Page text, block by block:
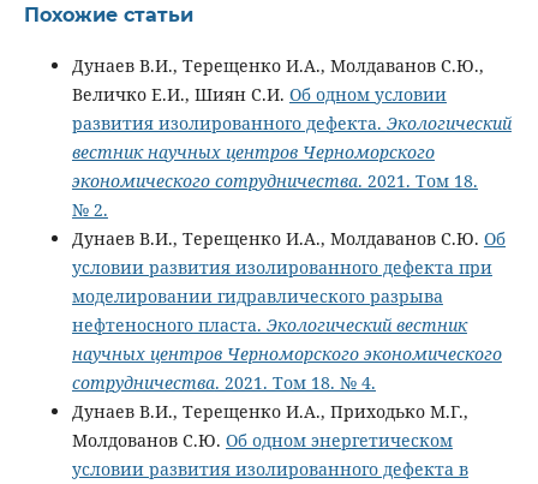
Похожие статьи
Дунаев В.И., Терещенко И.А., Молдаванов С.Ю.,
Величко Е.И., Шиян С.И. Об одном условии
развития изолированного дефекта. Экологический
вестник научных центров Черноморского
экономического сотрудничества. 2021. Том 18.
№ 2.
Дунаев В.И., Терещенко И.А., Молдаванов С.Ю. Об
условии развития изолированного дефекта при
моделировании гидравлического разрыва
нефтеносного пласта. Экологический вестник
научных центров Черноморского экономического
сотрудничества. 2021. Том 18. № 4.
Дунаев В.И., Терещенко И.А., Приходько М.Г.,
Молдованов С.Ю. Об одном энергетическом
условии развития изолированного дефекта в